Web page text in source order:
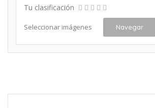
Tu clasificación
Seleccionar imágenes Navegar